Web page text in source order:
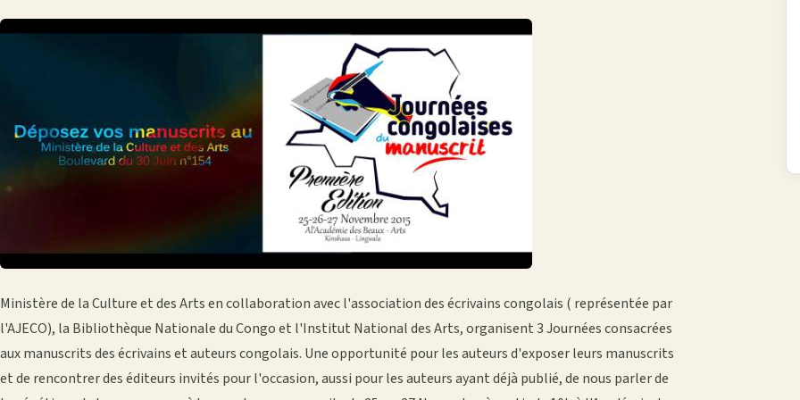
Ministère de la Culture et des Arts en collaboration avec l'association des écrivains congolais ( représentée par
l'AJECO), la Bibliothèque Nationale du Congo et l'Institut National des Arts, organisent 3 Journées consacrées
aux manuscrits des écrivains et auteurs congolais. Une opportunité pour les auteurs d'exposer leurs manuscrits
et de rencontrer des éditeurs invités pour l'occasion, aussi pour les auteurs ayant déjà publié, de nous parler de